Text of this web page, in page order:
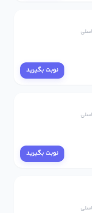
نوبت بگیرید
نوبت بگیرید